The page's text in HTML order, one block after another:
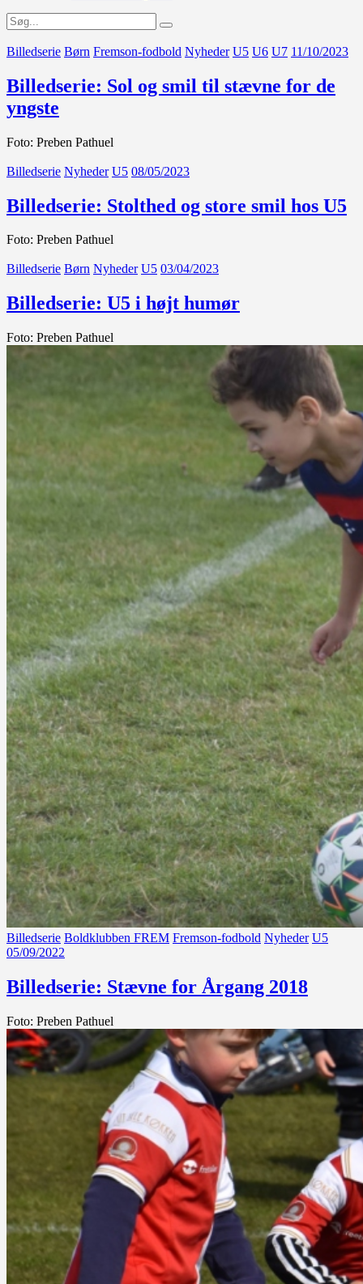
Billedserie Børn Fremson-fodbold Nyheder U5 U6 U7 11/10/2023
Billedserie: Sol og smil til stævne for de
yngste
Foto: Preben Pathuel
Billedserie Nyheder U5 08/05/2023
Billedserie: Stolthed og store smil hos U5
Foto: Preben Pathuel
Billedserie Børn Nyheder U5 03/04/2023
Billedserie: U5 i højt humør
Foto: Preben Pathuel
Billedserie Boldklubben FREM Fremson-fodbold Nyheder U5
05/09/2022
Billedserie: Stævne for Årgang 2018
Foto: Preben Pathuel